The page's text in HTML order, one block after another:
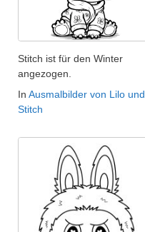
Stitch ist für den Winter
angezogen.
In Ausmalbilder von Lilo und
Stitch